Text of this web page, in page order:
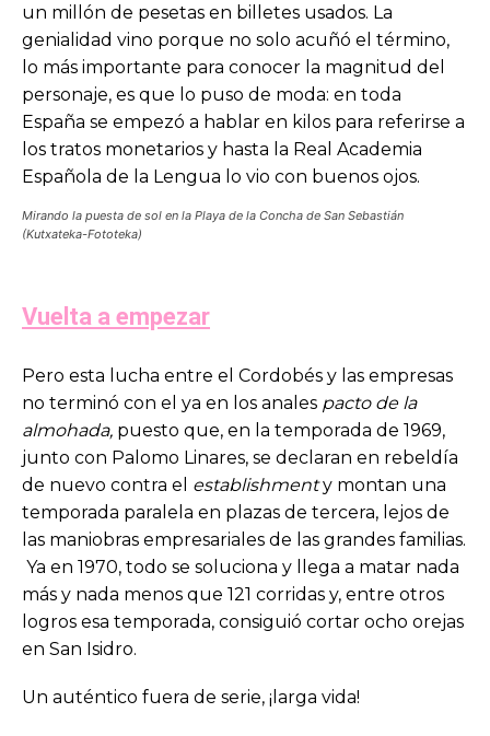
un millón de pesetas en billetes usados. La
genialidad vino porque no solo acuñó el término,
lo más importante para conocer la magnitud del
personaje, es que lo puso de moda: en toda
España se empezó a hablar en kilos para referirse a
los tratos monetarios y hasta la Real Academia
Española de la Lengua lo vio con buenos ojos.
Mirando la puesta de sol en la Playa de la Concha de San Sebastián
(Kutxateka-Fototeka)
Vuelta a empezar
Pero esta lucha entre el Cordobés y las empresas
no terminó con el ya en los anales pacto de la
almohada, puesto que, en la temporada de 1969,
junto con Palomo Linares, se declaran en rebeldía
de nuevo contra el establishmenty montan una
temporada paralela en plazas de tercera, lejos de
las maniobras empresariales de las grandes familias.
Ya en 1970, todo se soluciona y llega a matar nada
más y nada menos que 121 corridas y, entre otros
logros esa temporada, consiguió cortar ocho orejas
en San Isidro.
Un auténtico fuera de serie, ¡larga vida!